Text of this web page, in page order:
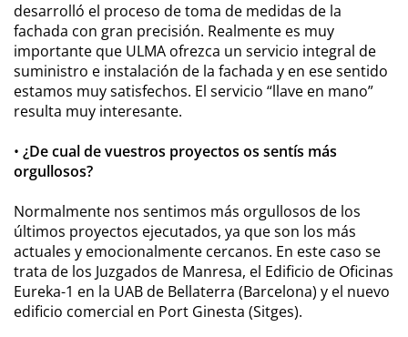
desarrolló el proceso de toma de medidas de la
fachada con gran precisión. Realmente es muy
importante que ULMA ofrezca un servicio integral de
suministro e instalación de la fachada y en ese sentido
estamos muy satisfechos. El servicio “llave en mano”
resulta muy interesante.
• ¿De cual de vuestros proyectos os sentís más
orgullosos?
Normalmente nos sentimos más orgullosos de los
últimos proyectos ejecutados, ya que son los más
actuales y emocionalmente cercanos. En este caso se
trata de los Juzgados de Manresa, el Edificio de Oficinas
Eureka-1 en la UAB de Bellaterra (Barcelona) y el nuevo
edificio comercial en Port Ginesta (Sitges).